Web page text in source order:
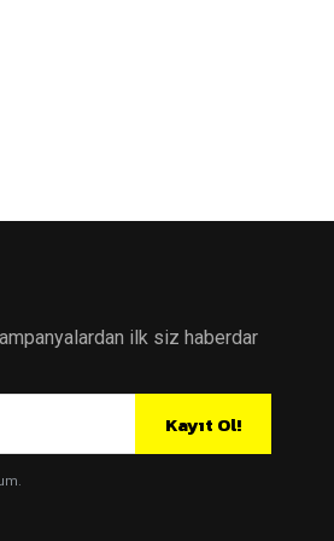
ilk siz haberdar
Kayıt Ol!